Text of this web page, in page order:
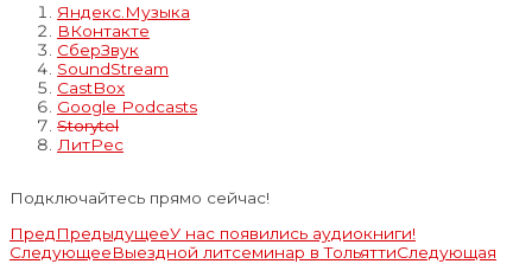
Яндекс.Музыка
ВКонтакте
СберЗвук
SoundStream
CastBox
Google Podcasts
Storytel
ЛитРес
Подключайтесь прямо сейчас!
Пред ПредыдущееУ нас появились аудиокниги!
СледующееВыездной литсеминар в ТольяттиСледующая